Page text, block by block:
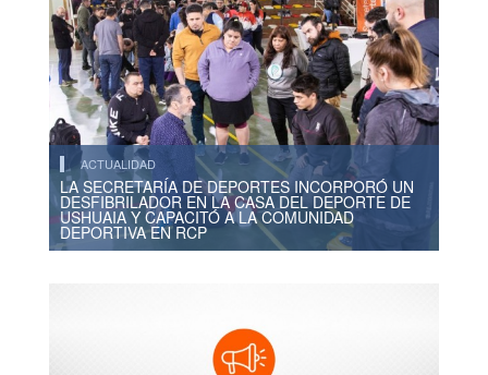
ACTUALIDAD
LA SECRETARÍA DE DEPORTES INCORPORÓ UN
DESFIBRILADOR EN LA CASA DEL DEPORTE DE
USHUAIA Y CAPACITÓ A LA COMUNIDAD
DEPORTIVA EN RCP